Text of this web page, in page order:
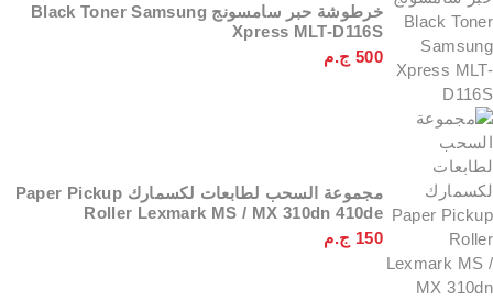
خرطوشة حبر سامسونج Black Toner Samsung
Xpress MLT-D116S
500 ج.م
مجموعة السحب لطابعات لكسمارك Paper Pickup
Roller Lexmark MS / MX 310dn 410de
150 ج.م